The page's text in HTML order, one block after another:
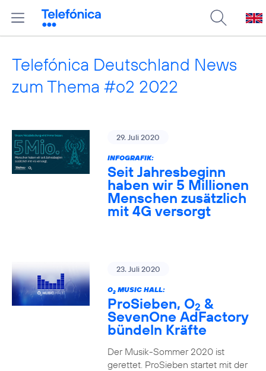
Telefónica Deutschland News
zum Thema #o2 2022
29. Juli 2020
INFOGRAFIK:
Seit Jahresbeginn
haben wir 5 Millionen
Menschen zusätzlich
mit 4G versorgt
23. Juli 2020
O2MUSIC HALL:
ProSieben, O2 &
SevenOne AdFactory
bündeln Kräfte
Der Musik-Sommer 2020 ist
gerettet. ProSieben startet mit der